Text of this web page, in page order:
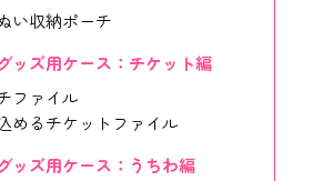
い収納ポーチ
ッズ用ケース：チケット編
ファイル
めるチケットファイル
ッズ用ケース：うちわ編